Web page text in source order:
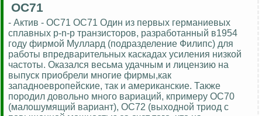
OC71
- Актив - OC71 OC71 Один из первых германиевых
сплавных p-n-p транзисторов, разработанный в1954
году фирмой Муллард (подразделение Филипс) для
работы впредварительных каскадах усиления низкой
частоты. Оказался весьма удачным и лицензию на
выпуск приобрели многие фирмы,как
западноевропейские, так и американские. Также
породил довольно много вариаций, кпримеру OC70
(малошумящий вариант), OC72 (выходной триод с